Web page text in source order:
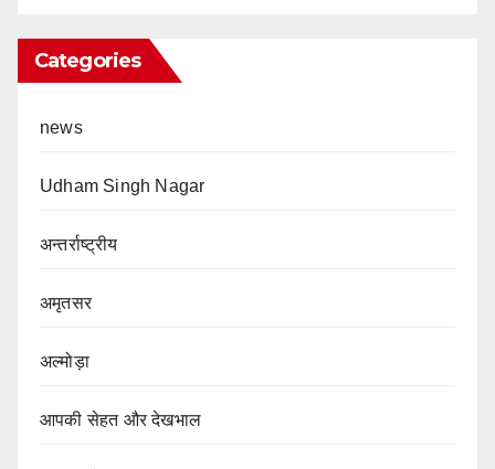
Categories
news
Udham Singh Nagar
अन्तर्राष्ट्रीय
अमृतसर
अल्मोड़ा
आपकी सेहत और देखभाल